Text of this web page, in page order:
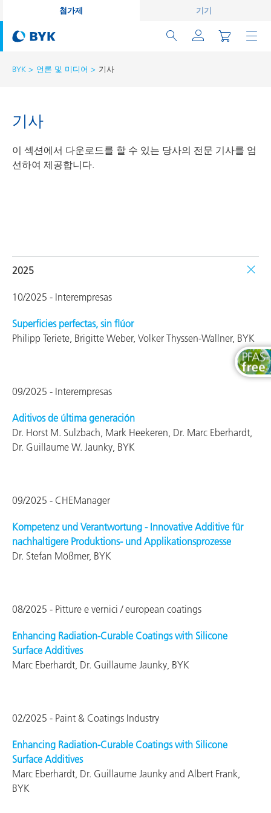
첨가제 기기
BYK 언론 및 미디어 기사
기사
이 섹션에서 다운로드를 할 수 있는 당사의 전문 기사를 엄
선하여 제공합니다.
2025
10/2025 - Interempresas
Superficies perfectas, sin flúor
Philipp Teriete, Brigitte Weber, Volker Thyssen-Wallner, BYK
09/2025 - Interempresas
Aditivos de última generación
Dr. Horst M. Sulzbach, Mark Heekeren, Dr. Marc Eberhardt,
Dr. Guillaume W. Jaunky, BYK
09/2025 - CHEManager
Kompetenz und Verantwortung - Innovative Additive für
nachhaltigere Produktions- und Applikationsprozesse
Dr. Stefan Mößmer, BYK
08/2025 - Pitture e vernici / european coatings
Enhancing Radiation-Curable Coatings with Silicone
Surface Additives
Marc Eberhardt, Dr. Guillaume Jaunky, BYK
02/2025 - Paint & Coatings Industry
Enhancing Radiation-Curable Coatings with Silicone
Surface Additives
Marc Eberhardt, Dr. Guillaume Jaunky and Albert Frank,
BYK